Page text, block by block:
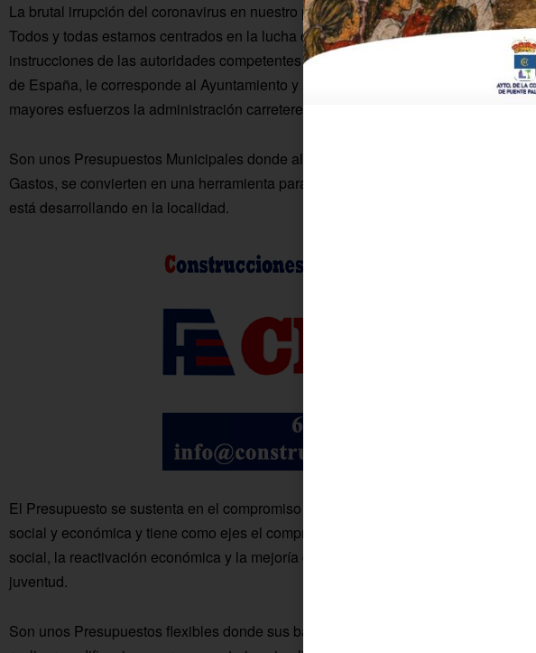
La brutal irrupción del coronavirus en nuestro país y su expansión a escala
Todos y todas estamos centrados en la lucha contra la pandemia. A nivel local, y
instrucciones de las autoridades competentes derivadas del estado de alarma
de España, le corresponde al Ayuntamiento y a su alcalde organizar esta lucha y
mayores esfuerzos la administración carretereña.
Son unos Presupuestos Municipales donde al mismo tiempo que constituyen una
Gastos, se convierten en una herramienta para el Plan de Emergencia y
está desarrollando en la localidad.
El Presupuesto se sustenta en el compromiso de todo Fuente Carreteros por salir
social y económica y tiene como ejes el compromiso con el empleo y la lucha
social, la reactivación económica y la mejoría de vida de las familias y una
juventud.
Son unos Presupuestos flexibles donde sus bases de ejecución contemplan la